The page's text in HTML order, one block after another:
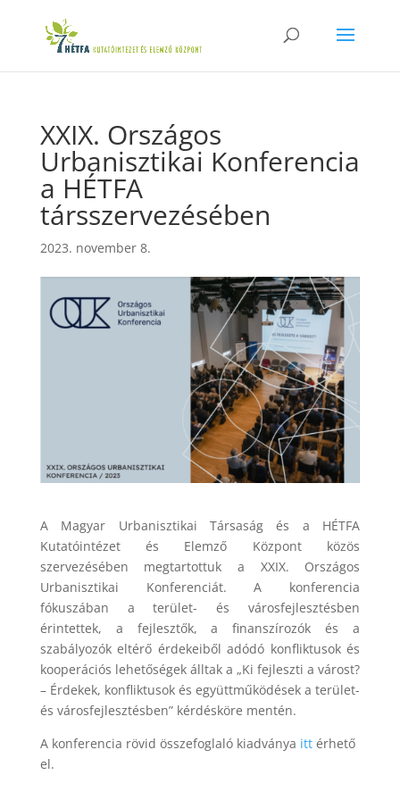
XXIX. Országos
Urbanisztikai Konferencia
a HÉTFA
társszervezésében
2023. november 8.
A Magyar Urbanisztikai Társaság és a HÉTFA
Kutatóintézet és Elemző Központ közös
szervezésében megtartottuk a XXIX. Országos
Urbanisztikai Konferenciát. A konferencia
fókuszában a terület- és városfejlesztésben
érintettek, a fejlesztők, a finanszírozók és a
szabályozók eltérő érdekeiből adódó konfliktusok és
kooperációs lehetőségek álltak a „Ki fejleszti a várost?
– Érdekek, konfliktusok és együttműködések a terület-
és városfejlesztésben” kérdésköre mentén.
A konferencia rövid összefoglaló kiadványa ittérhető
el.